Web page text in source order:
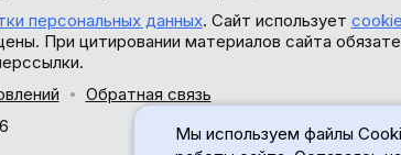
персональных данных. Сайт использует
При цитировании материалов сайта
Обратная связь
Мы используем файлы